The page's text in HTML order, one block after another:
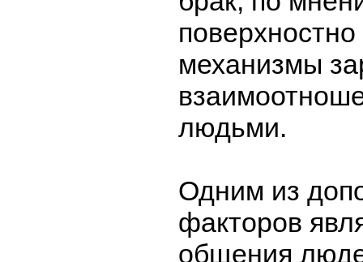
механизмы
людьми.
Одним из
факторов
общения